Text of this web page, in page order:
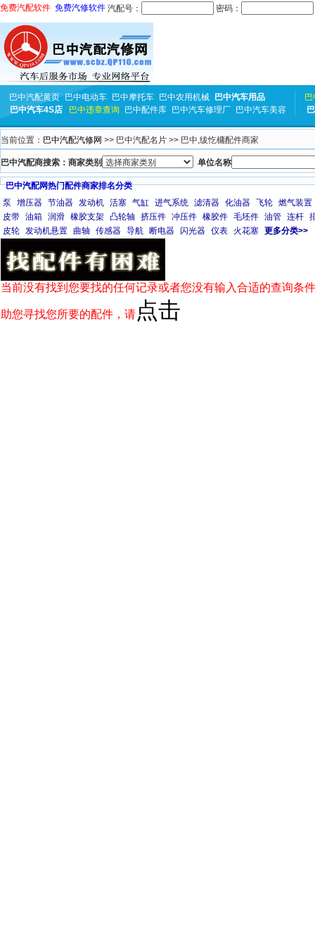
免费汽配软件 免费汽修软件 汽配号： 密码：
巴中汽配黄页 巴中电动车 巴中摩托车 巴中农用机械
巴中汽车用品
巴中汽车4S店
巴中违章查询 巴中配件库 巴中汽车修理厂 巴中汽车美容
当前位置： 巴中汽配汽修网 >> 巴中汽配名片 >> 巴中,绂忔槦配件商家
巴中汽配商搜索：商家类别 单位名称
巴中汽配网热门配件商家排名分类
泵
增压器 节油器 发动机 活塞 气缸 进气系统 滤清器 化油器 飞轮 燃气装置
皮带 油箱 润滑 橡胶支架 凸轮轴 挤压件 冲压件 橡胶件 毛坯件 油管 连杆
皮轮 发动机悬置 曲轴 传感器 导航 断电器 闪光器 仪表 火花塞 更多分类>>
当前没有找到您要找的任何记录或者您没有输入合适的查询条
助您寻找您所要的配件，请 点击